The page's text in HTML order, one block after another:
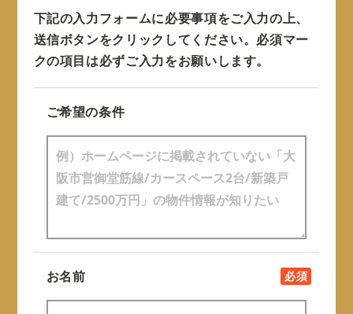
下記の入力フォームに必要事項をご入力の上、
送信ボタンをクリックしてください。 必須マー
クの項目は必ずご入力をお願いします。
ご希望の条件
お名前 必須